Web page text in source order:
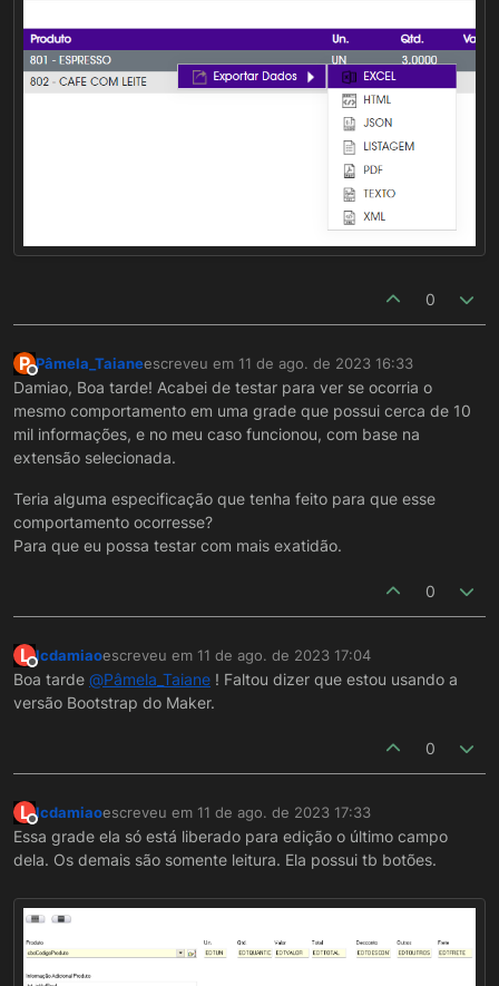
0
P
Offline
Pâmela_Taianeescreveu em 11 de ago. de 2023 16:33
última edição por
Damiao, Boa tarde! Acabei de testar para ver se ocorria o
mesmo comportamento em uma grade que possui cerca de 10
mil informações, e no meu caso funcionou, com base na
extensão selecionada.
Teria alguma especificação que tenha feito para que esse
comportamento ocorresse?
Para que eu possa testar com mais exatidão.
0
L
Offline
lcdamiaoescreveu em 11 de ago. de 2023 17:04
última edição por
Boa tarde @Pâmela_Taiane ! Faltou dizer que estou usando a
versão Bootstrap do Maker.
0
L
Offline
lcdamiaoescreveu em 11 de ago. de 2023 17:33
última edição por
Essa grade ela só está liberado para edição o último campo
dela. Os demais são somente leitura. Ela possui tb botões.